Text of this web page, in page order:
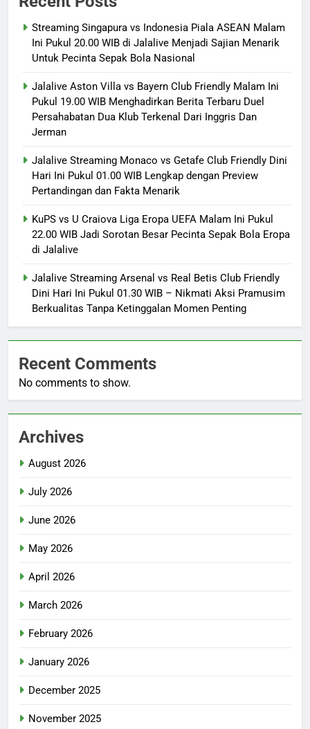
Streaming Singapura vs Indonesia Piala ASEAN Malam
Ini Pukul 20.00 WIB di Jalalive Menjadi Sajian Menarik
Untuk Pecinta Sepak Bola Nasional
Jalalive Aston Villa vs Bayern Club Friendly Malam Ini
Pukul 19.00 WIB Menghadirkan Berita Terbaru Duel
Persahabatan Dua Klub Terkenal Dari Inggris Dan
Jerman
Jalalive Streaming Monaco vs Getafe Club Friendly Dini
Hari Ini Pukul 01.00 WIB Lengkap dengan Preview
Pertandingan dan Fakta Menarik
KuPS vs U Craiova Liga Eropa UEFA Malam Ini Pukul
22.00 WIB Jadi Sorotan Besar Pecinta Sepak Bola Eropa
di Jalalive
Jalalive Streaming Arsenal vs Real Betis Club Friendly
Dini Hari Ini Pukul 01.30 WIB – Nikmati Aksi Pramusim
Berkualitas Tanpa Ketinggalan Momen Penting
Recent Comments
No comments to show.
Archives
August 2026
July 2026
June 2026
May 2026
April 2026
March 2026
February 2026
January 2026
December 2025
November 2025